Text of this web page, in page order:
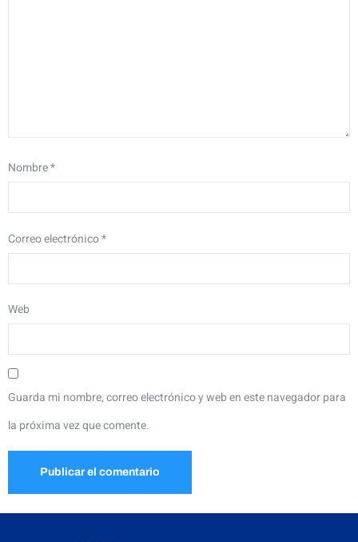
Nombre*
Correo electrónico*
Web
Guarda mi nombre, correo electrónico y web en este navegador para
la próxima vez que comente.